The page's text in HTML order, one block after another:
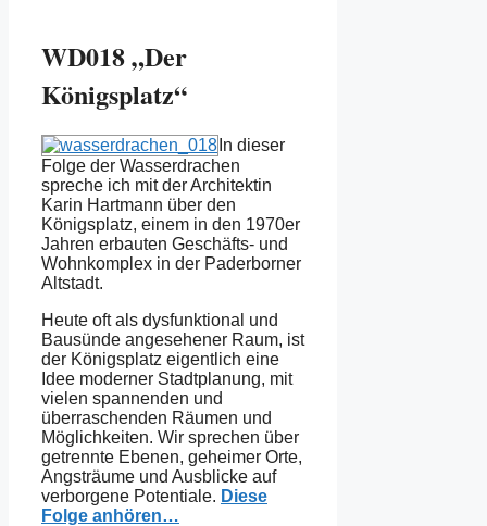
WD018 „Der
Königsplatz“
In dieser
Folge der Wasserdrachen
spreche ich mit der Architektin
Karin Hartmann über den
Königsplatz, einem in den 1970er
Jahren erbauten Geschäfts- und
Wohnkomplex in der Paderborner
Altstadt.
Heute oft als dysfunktional und
Bausünde angesehener Raum, ist
der Königsplatz eigentlich eine
Idee moderner Stadtplanung, mit
vielen spannenden und
überraschenden Räumen und
Möglichkeiten. Wir sprechen über
getrennte Ebenen, geheimer Orte,
Angsträume und Ausblicke auf
verborgene Potentiale. Diese
Folge anhören…